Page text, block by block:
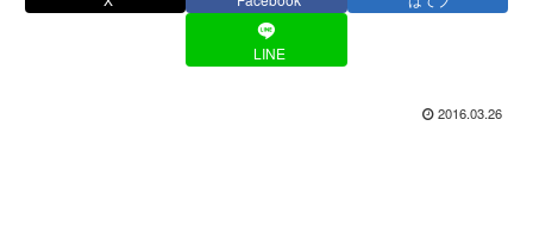
LINE
2016.03.26